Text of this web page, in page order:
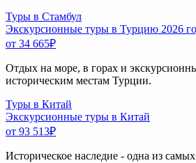
Туры в Стамбул
Экскурсионные туры в Турцию 2026
от 34 665₽
Отдых на море, в горах и
историческим местам Турции.
Туры в Китай
Экскурсионные туры в Китай
от 93 513₽
Историческое наследие - одна из